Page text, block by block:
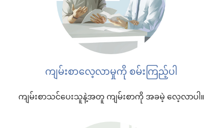
ကျမ်းစာလေ့လာမှုကို စမ်းကြည့်ပါ
ကျမ်းစာသင်ပေးသူနဲ့အတူ ကျမ်းစာကို အခမဲ့ လေ့လာပါ။